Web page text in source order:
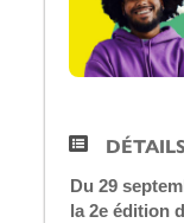
6 rue
Du 29
la 2e édition